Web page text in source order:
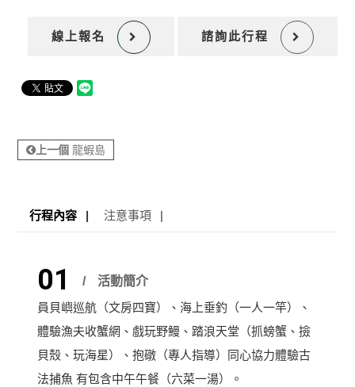
線上報名 諮詢此行程
上一個 龍蝦島
行程內容 注意事項
01
活動簡介
員貝嶼巡航（文房四寶）、海上垂釣（一人一竿）、
體驗漁夫收蟹網、戲玩野鰻、踏浪天堂（抓螃蟹、撿
貝殼、玩海星）、抱礅（專人指導）同心協力體驗古
法捕魚 有包含中午午餐（六菜一湯）。